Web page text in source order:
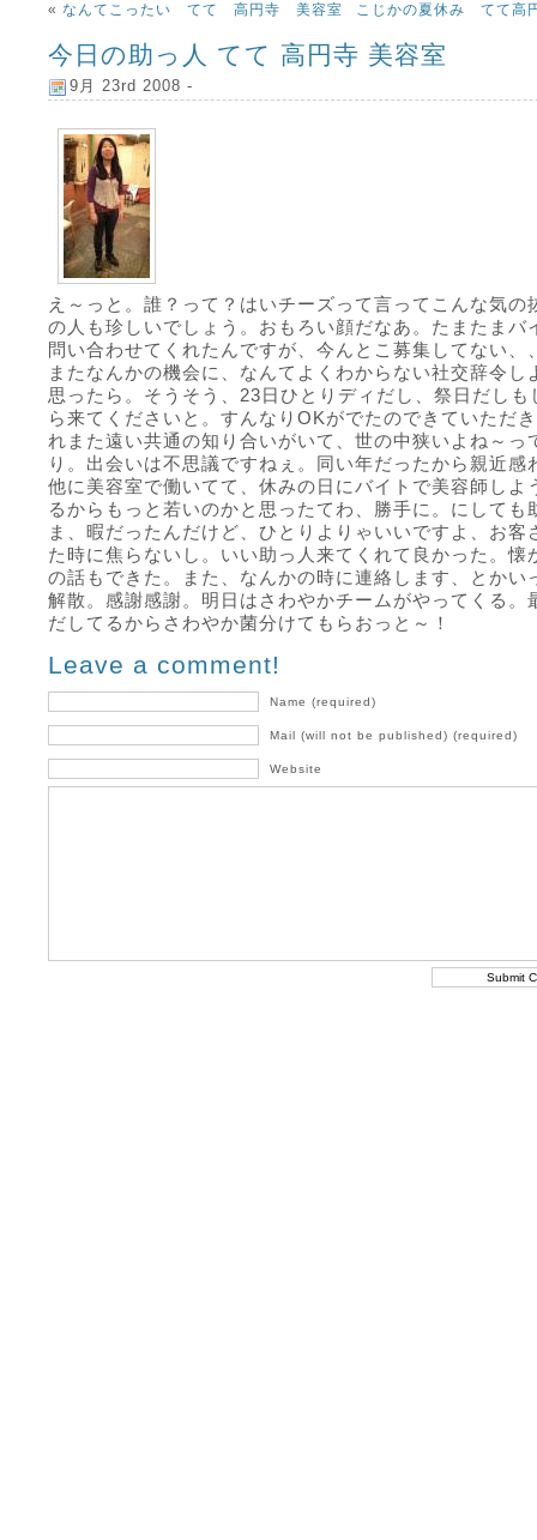
« なんてこったい てて 高円寺 美容室 こじかの夏休み てて高
今日の助っ人 てて 高円寺 美容室
9月 23rd 2008 -
え～っと。誰？って？はいチーズって言ってこんな気の
の人も珍しいでしょう。おもろい顔だなあ。たまたまバ
問い合わせてくれたんですが、今んとこ募集してない、
またなんかの機会に、なんてよくわからない社交辞令し
思ったら。そうそう、23日ひとりディだし、祭日だしも
ら来てくださいと。すんなりOKがでたのできていただ
れまた遠い共通の知り合いがいて、世の中狭いよね～っ
り。出会いは不思議ですねぇ。同い年だったから親近感
他に美容室で働いてて、休みの日にバイトで美容師しよ
るからもっと若いのかと思ったてわ、勝手に。にしても
ま、暇だったんだけど、ひとりよりゃいいですよ、お客
た時に焦らないし。いい助っ人来てくれて良かった。懐
の話もできた。また、なんかの時に連絡します、とかい
解散。感謝感謝。明日はさわやかチームがやってくる。
だしてるからさわやか菌分けてもらおっと～！
Leave a comment!
Name (required)
Mail (will not be published) (required)
Website